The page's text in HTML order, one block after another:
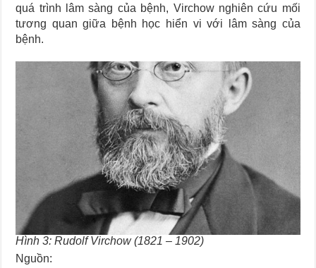
quá trình lâm sàng của bệnh, Virchow nghiên cứu mối
tương quan giữa bệnh học hiển vi với lâm sàng của
bệnh.
Hình 3: Rudolf Virchow (1821 – 1902)
Nguồn: